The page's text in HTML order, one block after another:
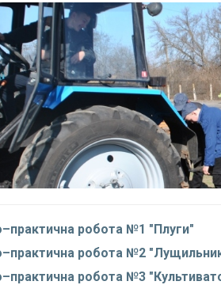
робота №1 "Плуги"
робота №2
робота №3